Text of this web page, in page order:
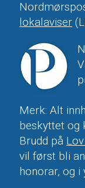
lokalaviser
Merk: Alt
beskyttet og
Brudd på
vil først bli
honorar, og